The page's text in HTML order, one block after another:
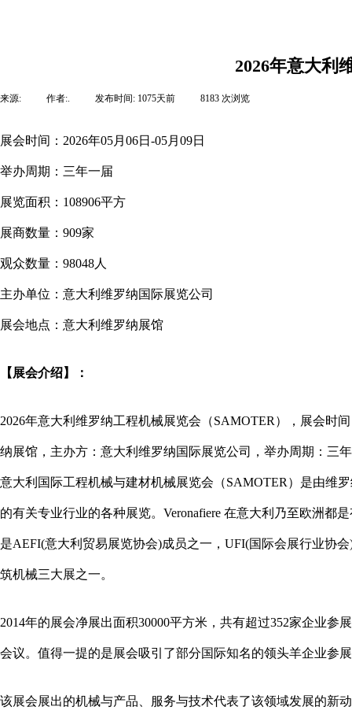
2026年意大利
来源: 作者:. 发布时间: 1075天前 8183 次浏览
展会时间：2026年05月06日-05月09日
举办周期：三年一届
展览面积：108906平方
展商数量：909家
观众数量：98048人
主办单位：意大利维罗纳国际展览公司
展会地点：意大利维罗纳展馆
【展会介绍】：
2026年意大利维罗纳工程机械展览会（SAMOTER），展会时
纳展馆，主办方：意大利维罗纳国际展览公司，举办周期：三
意大利国际工程机械与建材机械展览会（SAMOTER）是由维
的有关专业行业的各种展览。Veronafiere 在意大利乃至欧洲都
是AEFI(意大利贸易展览协会)成员之一，UFI(国际会展行业协
筑机械三大展之一。
2014年的展会净展出面积30000平方米，共有超过352家企业
会议。值得一提的是展会吸引了部分国际知名的领头羊企业参
该展会展出的机械与产品、服务与技术代表了该领域发展的新